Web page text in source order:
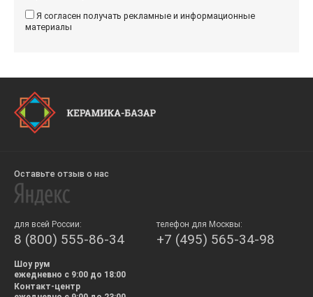
Я согласен получать рекламные и информационные
материалы
Оставьте отзыв о нас
для всей России:
8 (800) 555-86-34
телефон для Москвы:
+7 (495) 565-34-98
Шоу рум
ежедневно с 9:00 до 18:00
Контакт-центр